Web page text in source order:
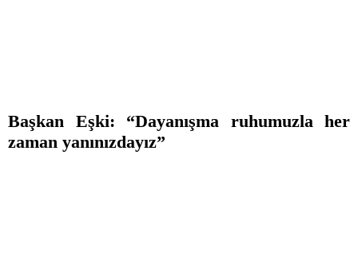
Başkan Eşki: “Dayanışma ruhumuzla her
zaman yanınızdayız”